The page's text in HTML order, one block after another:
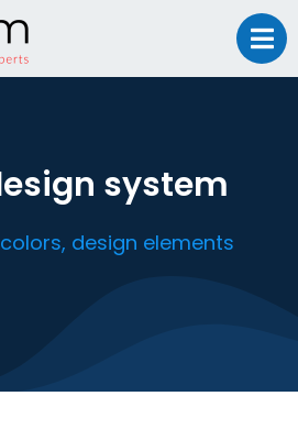
system
design elements